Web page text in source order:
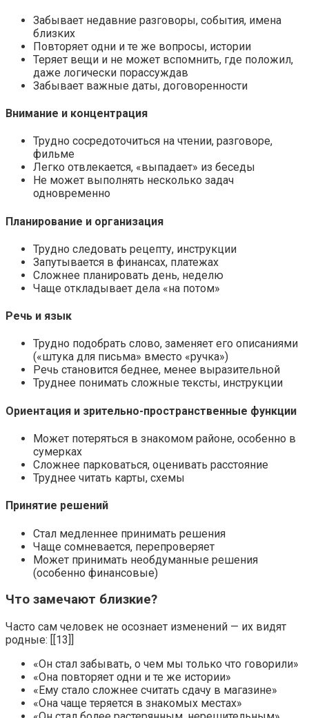
Забывает недавние разговоры, события, имена
близких
Повторяет одни и те же вопросы, истории
Теряет вещи и не может вспомнить, где положил,
даже логически порассуждав
Забывает важные даты, договоренности
Внимание и концентрация
Трудно сосредоточиться на чтении, разговоре,
фильме
Легко отвлекается, «выпадает» из беседы
Не может выполнять несколько задач
одновременно
Планирование и организация
Трудно следовать рецепту, инструкции
Запутывается в финансах, платежах
Сложнее планировать день, неделю
Чаще откладывает дела «на потом»
Речь и язык
Трудно подобрать слово, заменяет его описаниями
(«штука для письма» вместо «ручка»)
Речь становится беднее, менее выразительной
Труднее понимать сложные тексты, инструкции
Ориентация и зрительно-пространственные функции
Может потеряться в знакомом районе, особенно в
сумерках
Сложнее парковаться, оценивать расстояние
Труднее читать карты, схемы
Принятие решений
Стал медленнее принимать решения
Чаще сомневается, перепроверяет
Может принимать необдуманные решения
(особенно финансовые)
Что замечают близкие?
Часто сам человек не осознает изменений — их видят
родные: [[13]]
«Он стал забывать, о чем мы только что говорили»
«Она повторяет одни и те же истории»
«Ему стало сложнее считать сдачу в магазине»
«Она чаще теряется в знакомых местах»